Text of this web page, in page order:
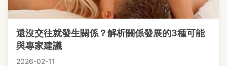
還沒交往就發生關係？解析關係發展的3種可能
與專家建議
2026-02-11